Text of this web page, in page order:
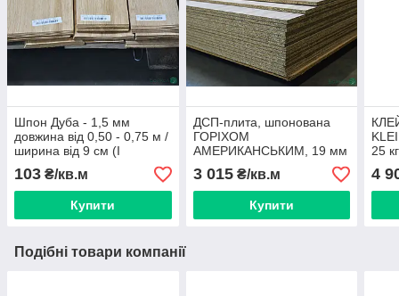
Шпон Дуба - 1,5 мм
довжина від 0,50 - 0,75 м /
ширина від 9 см (I
103 ₴/кв.м
Купити
ДСП-плита, шпонована
ГОРІХОМ
АМЕРИКАНСЬКИМ, 19 мм
3 015₴/кв.м
Купити
25
4
Подібні товари компанії